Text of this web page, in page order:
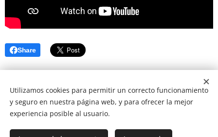
Share
Utilizamos cookies para permitir un correcto funcionamiento
y seguro en nuestra página web, y para ofrecer la mejor
experiencia posible al usuario.